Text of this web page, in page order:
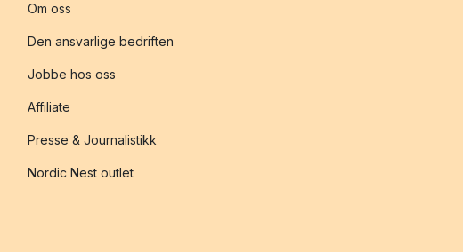
Om oss
Den ansvarlige bedriften
Jobbe hos oss
Affiliate
Presse & Journalistikk
Nordic Nest outlet